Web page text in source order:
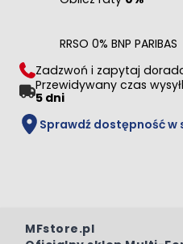
RRSO 0% BNP PARIBAS
Zadzwoń i zapytaj
Przewidywany czas
5 dni
Sprawdź dostępność w
MFstore.pl